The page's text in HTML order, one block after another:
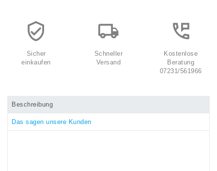
Sicher
einkaufen
Schneller
Versand
Kostenlose
Beratung
07231/561966
Beschreibung
Das sagen unsere Kunden